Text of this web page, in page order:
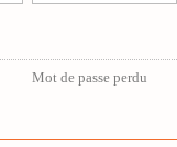
Mot de passe perdu